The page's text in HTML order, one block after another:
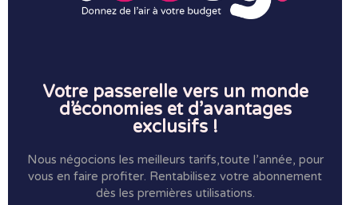
Votre passerelle vers un monde
d’économies et d’avantages
exclusifs !
Nous négocions les meilleurs tarifs,toute l’année, pour
vous en faire profiter. Rentabilisez votre abonnement
dès les premières utilisations.